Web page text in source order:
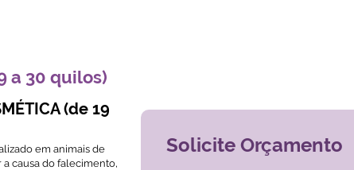
a 30 quilos)
(de 19
em animais de
causa do falecimento,
Solicite Orçamento